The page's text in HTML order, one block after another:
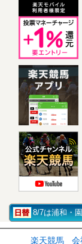
8/7は浦和・
楽天競馬 会